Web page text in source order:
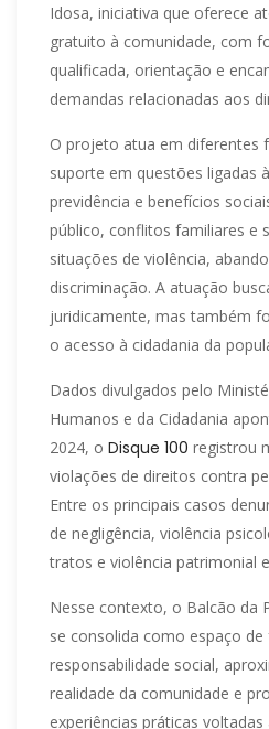
Idosa, iniciativa que oferece
gratuito à comunidade, com
qualificada, orientação e
demandas relacionadas aos
O projeto atua em diferentes
suporte em questões ligadas
previdência e benefícios
público, conflitos familiares e
situações de violência,
discriminação. A atuação
juridicamente, mas também
o acesso à cidadania da
Dados divulgados pelo
Humanos e da Cidadania
2024, o Disque 100 registrou
violações de direitos contra
Entre os principais casos
de negligência, violência
tratos e violência patrimonial
Nesse contexto, o Balcão da
se consolida como espaço
responsabilidade social,
realidade da comunidade e
experiências práticas